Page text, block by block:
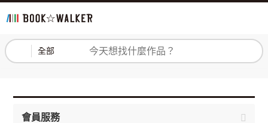
全部 登入 註冊
會員服務